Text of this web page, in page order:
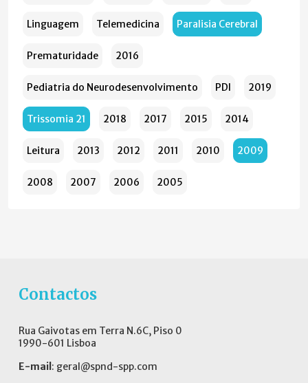
Linguagem Telemedicina Paralisia Cerebral
Prematuridade 2016
Pediatria do Neurodesenvolvimento PDI 2019
Trissomia 21 2018 2017 2015 2014
Leitura 2013 2012 2011 2010 2009
2008 2007 2006 2005
Contactos
Rua Gaivotas em Terra N.6C, Piso 0
1990-601 Lisboa
E-mail : geral@spnd-spp.com